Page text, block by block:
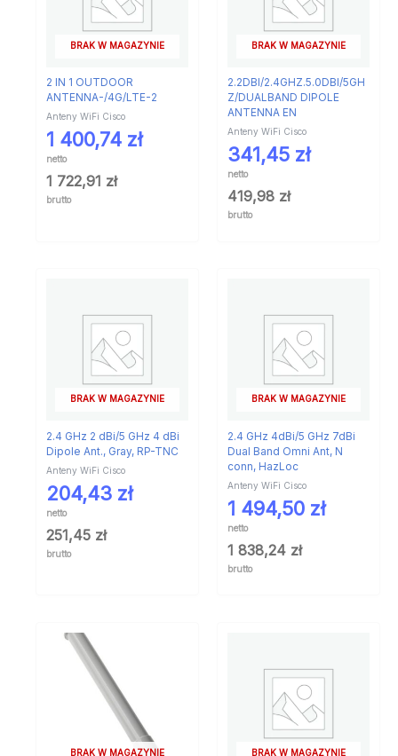
BRAK W MAGAZYNIE
2 IN 1 OUTDOOR
ANTENNA-/4G/LTE-2
Anteny WiFi Cisco
1 400,74 zł
netto
1 722,91 zł
brutto
BRAK W MAGAZYNIE
2.2DBI/2.4GHZ.5.0DBI/5GH
Z/DUALBAND DIPOLE
ANTENNA EN
Anteny WiFi Cisco
341,45 zł
netto
419,98 zł
brutto
BRAK W MAGAZYNIE
2.4 GHz 2 dBi/5 GHz 4 dBi
Dipole Ant., Gray, RP-TNC
Anteny WiFi Cisco
204,43 zł
netto
251,45 zł
brutto
BRAK W MAGAZYNIE
2.4 GHz 4dBi/5 GHz 7dBi
Dual Band Omni Ant, N
conn, HazLoc
Anteny WiFi Cisco
1 494,50 zł
netto
1 838,24 zł
brutto
BRAK W MAGAZYNIE BRAK W MAGAZYNIE